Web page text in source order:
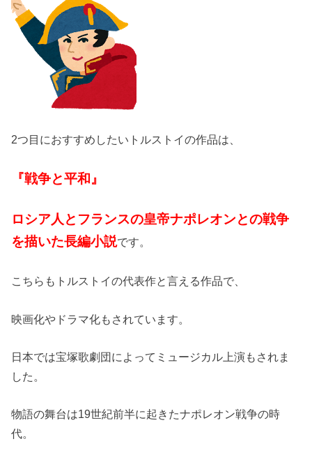
2つ目におすすめしたいトルストイの作品は、
『戦争と平和』
ロシア人とフランスの皇帝ナポレオンとの戦争
を描いた長編小説です。
こちらもトルストイの代表作と言える作品で、
映画化やドラマ化もされています。
日本では宝塚歌劇団によってミュージカル上演もされま
した。
物語の舞台は19世紀前半に起きたナポレオン戦争の時
代。